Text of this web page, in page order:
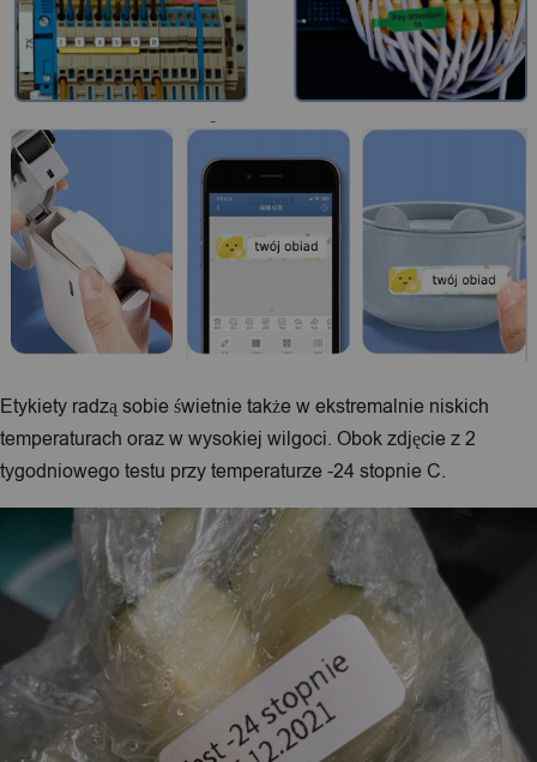
Etykiety radzą sobie świetnie także w ekstremalnie niskich
temperaturach oraz w wysokiej wilgoci. Obok zdjęcie z 2
tygodniowego testu przy temperaturze -24 stopnie C.